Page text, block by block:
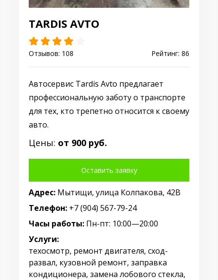
TARDIS AVTO
Отзывов: 108 Рейтинг: 86
Автосервис Tardis Avto предлагает
профессиональную заботу о транспорте
для тех, кто трепетно относится к своему
авто.
Цены: от 900 руб.
Оставить заявку
Адрес: Мытищи, улица Колпакова, 42В
Телефон: +7 (904) 567-79-24
Часы работы: Пн-пт: 10:00—20:00
Услуги:
техосмотр, ремонт двигателя, сход-
развал, кузовной ремонт, заправка
кондиционера, замена лобового стекла,